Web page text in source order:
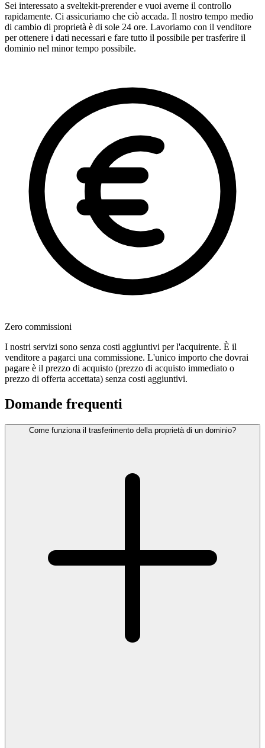
Sei interessato a sveltekit-prerender e vuoi averne il controllo
rapidamente. Ci assicuriamo che ciò accada. Il nostro tempo medio
di cambio di proprietà è di sole 24 ore. Lavoriamo con il venditore
per ottenere i dati necessari e fare tutto il possibile per trasferire il
dominio nel minor tempo possibile.
Zero commissioni
I nostri servizi sono senza costi aggiuntivi per l'acquirente. È il
venditore a pagarci una commissione. L'unico importo che dovrai
pagare è il prezzo di acquisto (prezzo di acquisto immediato o
prezzo di offerta accettata) senza costi aggiuntivi.
Domande frequenti
Come funziona il trasferimento della proprietà di un dominio?